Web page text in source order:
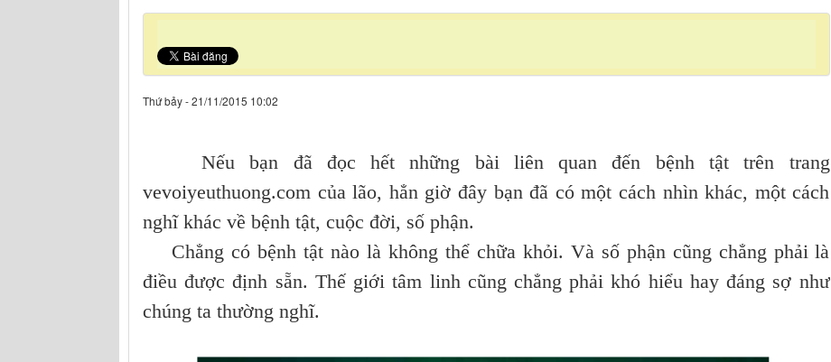
Thứ bảy - 21/11/2015 10:02
Nếu bạn đã đọc hết những bài liên quan đến bệnh tật trên trang
vevoiyeuthuong.com của lão, hẳn giờ đây bạn đã có một cách nhìn khác, một cách
nghĩ khác về bệnh tật, cuộc đời, số phận.
Chẳng có bệnh tật nào là không thể chữa khỏi. Và số phận cũng chẳng phải là
điều được định sẵn. Thế giới tâm linh cũng chẳng phải khó hiểu hay đáng sợ như
chúng ta thường nghĩ.